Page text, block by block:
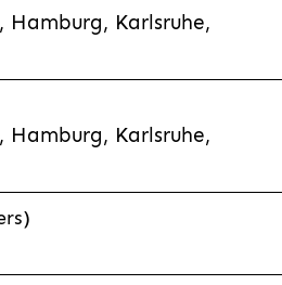
Hamburg, Karlsruhe,
Hamburg, Karlsruhe,